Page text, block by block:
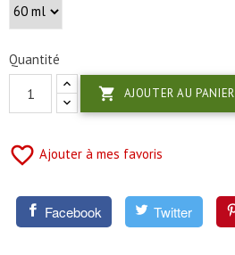
Quantité
 AJOUTER AU PANIER
favorite_border Ajouter à mes favoris
Facebook Twitter